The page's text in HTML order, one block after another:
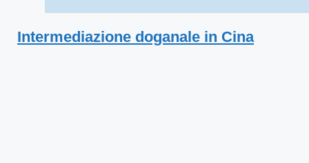
Intermediazione doganale in Cina